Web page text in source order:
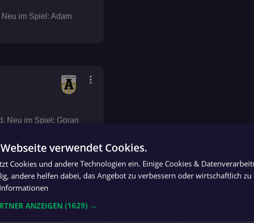
im Spiel: Adam
more_vert
Neu im Spiel: Goran
verwendet Cookies.
Cookies und andere Technologien ein. Einige Cookies &
andere helfen dabei, das Angebot zu verbessern oder wirtschaftlich zu
ANZEIGEN (1629) →